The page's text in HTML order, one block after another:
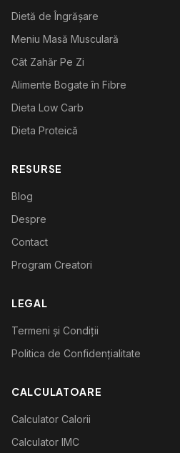
Dietă de Îngrășare
Meniu Masă Musculară
Cât Zahăr Pe Zi
Alimente Bogate în Fibre
Dieta Low Carb
Dieta Proteică
RESURSE
Blog
Despre
Contact
Program Creatori
LEGAL
Termeni și Condiții
Politica de Confidențialitate
CALCULATOARE
Calculator Calorii
Calculator IMC